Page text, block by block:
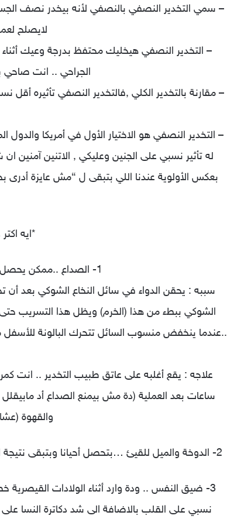
– سمي التخدير النصفي بالنصفي لأنه بيخدر نصف
لايصلح
– التخدير النصفي هيخليك محتفظ بدرجة وعيك
الجراحي .. انت صاحي
– مقارنة بالتخدير الكلي ,فالتخدير النصفي تأثيره
– التخدير النصفي هو الاختيار الأول في أمريكا والدول
له تأثير نسبي على الجنين وعليكي , الاتنين آمنين ان
بعكس الأولوية عندنا اللي بتبقى ل “مش عايزة أدرى
*ايه
1- الصداع ..ممكن يحصل وممكن لأ ,وأحيانا بيبقى مزعج وبيستمر لأيام بعد العملية .
سببه : يحقن الدواء في سائل النخاع الشوكي بعد أن
الشوكي ببطء من هذا (الخرم) ويظل هذا التسريب حتى
..عندما ينخفض منسوب السائل تتحرك البالونة
علاجه : يقع أغلبه على عاتق طبيب التخدير ..
ساعات بعد العملية (دة مش بيمنع الصداع أد
والقهوة
2- الدوخة والميل للقيئ …بتحصل أحيانا وبتبقى نتيجة انخفاض ضغط الدم ودة طبيعي بعد التخدير النصفي ..وبيعالجها دكتور التخدير في ساعتها
3- ضيق النفس .. ودة وارد أثناء الولادات
نسبي على القلب بالاضافة الى شد دكاترة النسا